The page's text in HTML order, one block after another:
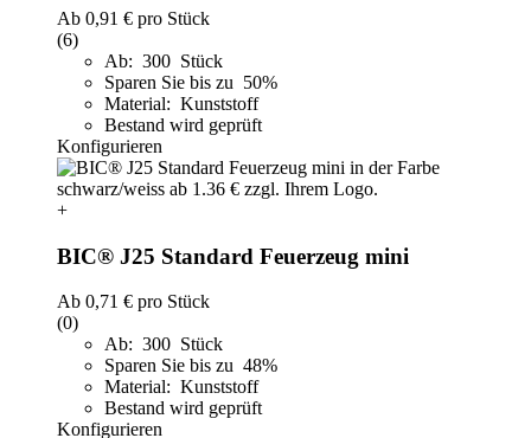
Ab 0,91 € pro Stück
(6)
Ab: 300 Stück
Sparen Sie bis zu 50%
Material: Kunststoff
Bestand wird geprüft
Konfigurieren
+
BIC® J25 Standard Feuerzeug mini
Ab 0,71 € pro Stück
(0)
Ab: 300 Stück
Sparen Sie bis zu 48%
Material: Kunststoff
Bestand wird geprüft
Konfigurieren